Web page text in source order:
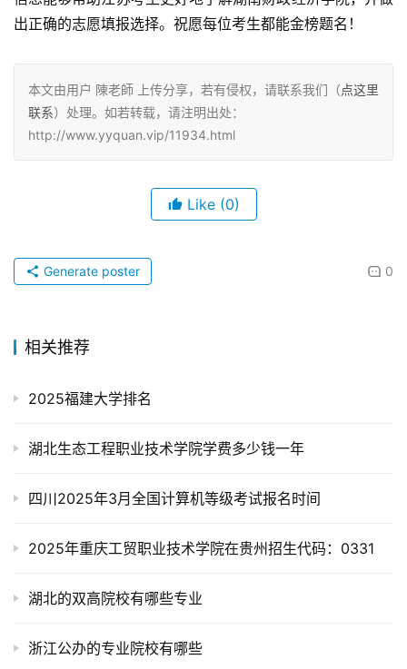
出正确的志愿填报选择。祝愿每位考生都能金榜题名！
本文由用户 陳老師 上传分享，若有侵权，请联系我们（点这里
联系）处理。如若转载，请注明出处：
http://www.yyquan.vip/11934.html
Like (0)
0
Generate poster
相关推荐
2025福建大学排名
湖北生态工程职业技术学院学费多少钱一年
四川2025年3月全国计算机等级考试报名时间
2025年重庆工贸职业技术学院在贵州招生代码：0331
湖北的双高院校有哪些专业
浙江公办的专业院校有哪些